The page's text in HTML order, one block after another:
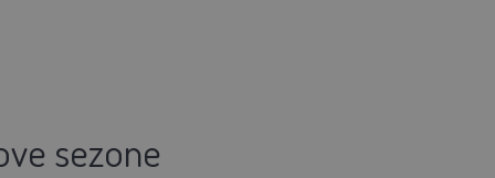
sezone